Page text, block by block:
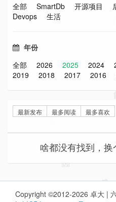
全部
SmartDb 开源项目
Devops
生活
年份
全部
2026 2025 2024
2019
2018 2017 2016
最新发布 最多阅读 最多喜欢
啥都没有找到，
Copyright ©2012-2026 卓大 |